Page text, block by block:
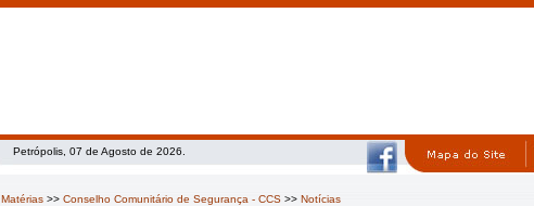
Petrópolis, 07 de Agosto de 2026.
Matérias >> Conselho Comunitário de Segurança - CCS >> Notícias